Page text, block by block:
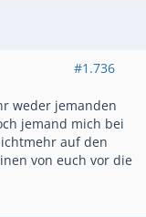
#1.736
weder jemanden
jemand mich bei
auf den
von euch vor die